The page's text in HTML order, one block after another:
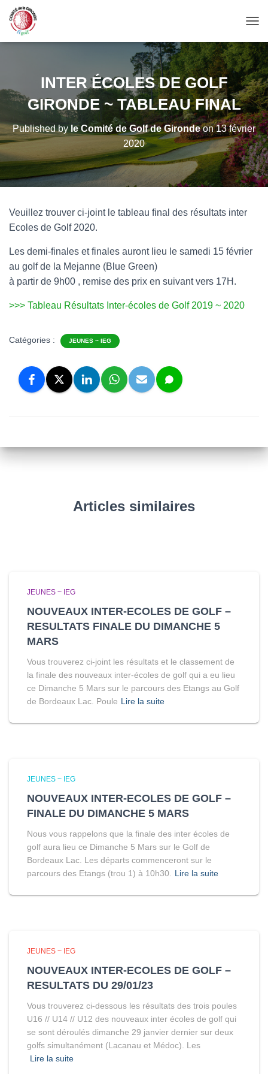
INTER ÉCOLES DE GOLF
GIRONDE ~ TABLEAU FINAL
Published by le Comité de Golf de Girondeon13 février
2020
Veuillez trouver ci-joint le tableau final des résultats inter
Ecoles de Golf 2020.
Les demi-finales et finales auront lieu le samedi 15 février
au golf de la Mejanne (Blue Green)
à partir de 9h00 , remise des prix en suivant vers 17H.
>>> Tableau Résultats Inter-écoles de Golf 2019 ~ 2020
Catégories : JEUNES ~ IEG
Articles similaires
JEUNES ~ IEG
NOUVEAUX INTER-ECOLES DE GOLF –
RESULTATS FINALE DU DIMANCHE 5
MARS
Vous trouverez ci-joint les résultats et le classement de
la finale des nouveaux inter-écoles de golf qui a eu lieu
ce Dimanche 5 Mars sur le parcours des Etangs au Golf
de Bordeaux Lac. Poule Lire la suite
JEUNES ~ IEG
NOUVEAUX INTER-ECOLES DE GOLF –
FINALE DU DIMANCHE 5 MARS
Nous vous rappelons que la finale des inter écoles de
golf aura lieu ce Dimanche 5 Mars sur le Golf de
Bordeaux Lac. Les départs commenceront sur le
parcours des Etangs (trou 1) à 10h30. Lire la suite
JEUNES ~ IEG
NOUVEAUX INTER-ECOLES DE GOLF –
RESULTATS DU 29/01/23
Vous trouverez ci-dessous les résultats des trois poules
U16 // U14 // U12 des nouveaux inter écoles de golf qui
se sont déroulés dimanche 29 janvier dernier sur deux
golfs simultanément (Lacanau et Médoc). Les
Lire la suite